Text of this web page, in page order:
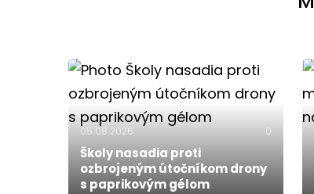
05.08.2026 0
Školy nasadia proti
ozbrojeným útočníkom drony
s paprikovým gélom